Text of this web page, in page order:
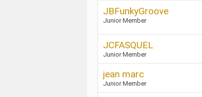
JBFunkyGroove
Junior Member
JCFASQUEL
Junior Member
jean marc
Junior Member